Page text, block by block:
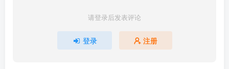
请登录后发表评论
登录 注册